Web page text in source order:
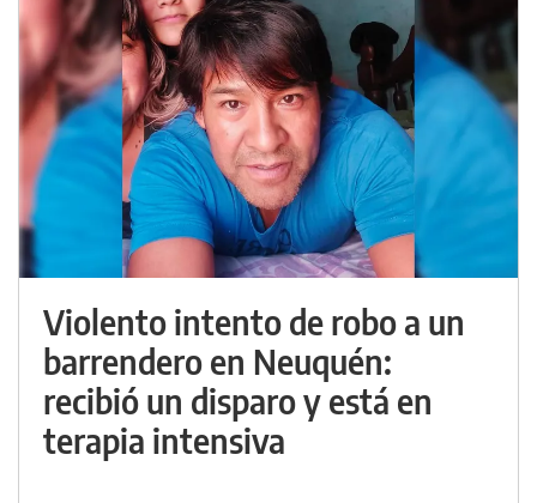
Violento intento de robo a un
barrendero en Neuquén:
recibió un disparo y está en
terapia intensiva